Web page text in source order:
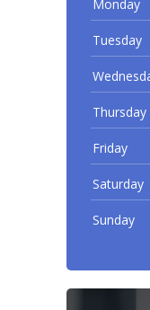
Monday
Tuesday
Thursday
Friday
Saturday
Sunday